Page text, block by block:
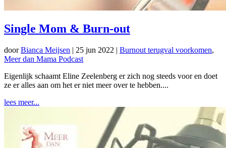
Single Mom & Burn-out
doorBianca Meijsen | 25 jun 2022 | Burnout terugval voorkomen,
Meer dan Mama Podcast
Eigenlijk schaamt Eline Zeelenberg er zich nog steeds voor en doet
ze er alles aan om het er niet meer over te hebben....
lees meer...